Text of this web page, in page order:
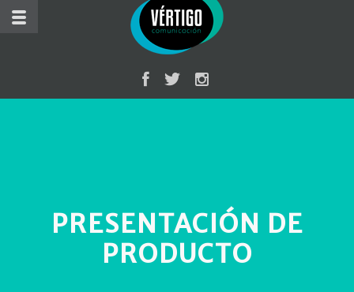
PRESENTACIÓN DE
PRODUCTO